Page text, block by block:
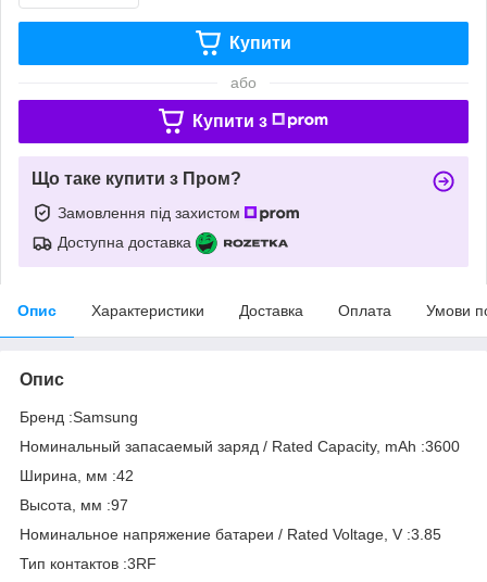
Купити
або
Купити з
Що таке купити з Пром?
Замовлення під захистом
Доступна доставка
Опис Характеристики Доставка Оплата Умови
Опис
Бренд :Samsung
Номинальный запасаемый заряд / Rated Capacity, mAh :3600
Ширина, мм :42
Высота, мм :97
Номинальное напряжение батареи / Rated Voltage, V :3.85
Тип контактов :3RF